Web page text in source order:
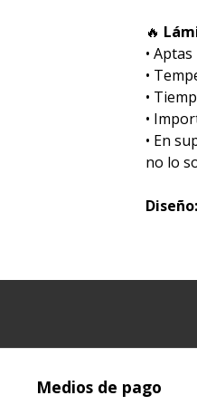
🔥
•
•
•
•
• En
no lo
Diseño:
Medios de pago